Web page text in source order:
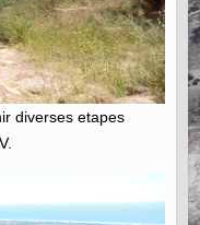
diverses etapes